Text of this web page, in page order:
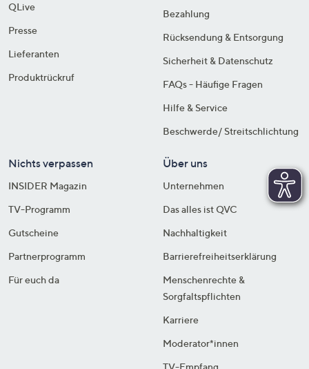
QLive
Presse
Lieferanten
Produktrückruf
Bezahlung
Rücksendung & Entsorgung
Sicherheit & Datenschutz
FAQs - Häufige Fragen
Hilfe & Service
Beschwerde/ Streitschlichtung
Nichts verpassen
INSIDER Magazin
TV-Programm
Gutscheine
Partnerprogramm
Für euch da
Über uns
Unternehmen
Das alles ist QVC
Nachhaltigkeit
Barrierefreiheitserklärung
Menschenrechte &
Sorgfaltspflichten
Karriere
Moderator*innen